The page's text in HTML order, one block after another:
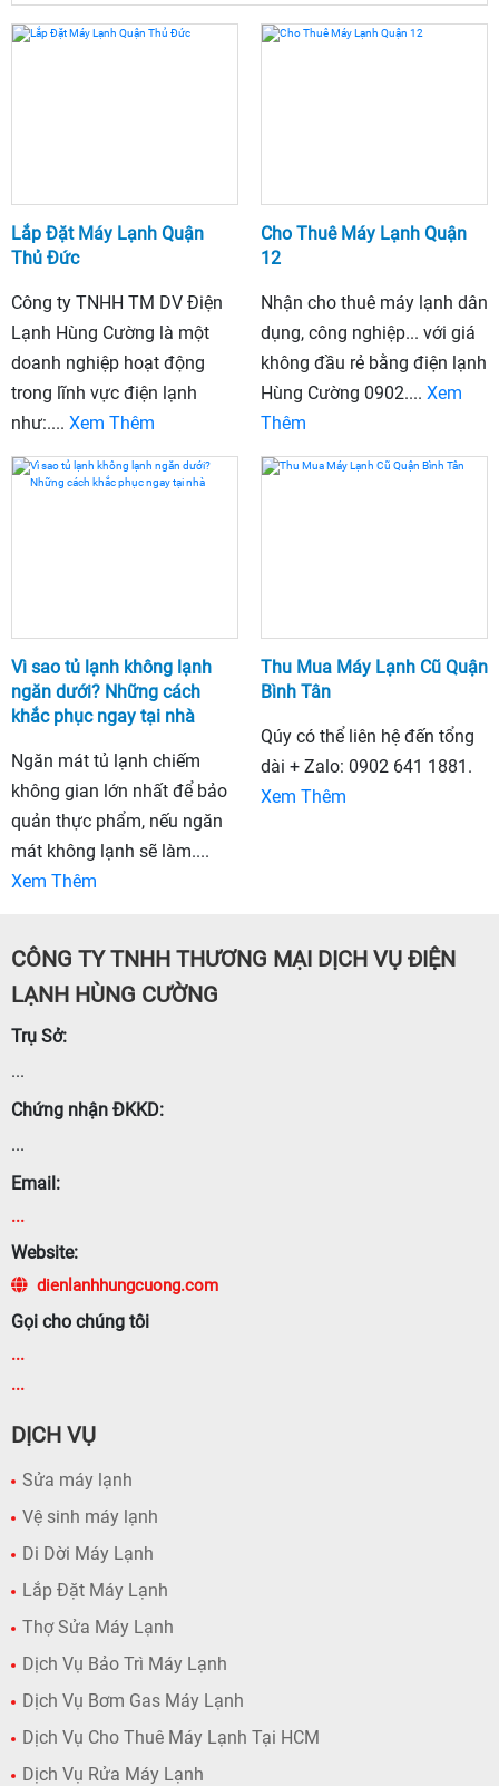
Lắp Đặt Máy Lạnh Quận
Thủ Đức
Công ty TNHH TM DV Điện
Lạnh Hùng Cường là một
doanh nghiệp hoạt động
trong lĩnh vực điện lạnh
như:.... Xem Thêm
Cho Thuê Máy Lạnh Quận
12
Nhận cho thuê máy lạnh dân
dụng, công nghiệp... với giá
không đầu rẻ bằng điện lạnh
Hùng Cường 0902.... Xem
Thêm
Vì sao tủ lạnh không lạnh
ngăn dưới? Những cách
khắc phục ngay tại nhà
Ngăn mát tủ lạnh chiếm
không gian lớn nhất để bảo
quản thực phẩm, nếu ngăn
mát không lạnh sẽ làm....
Xem Thêm
Thu Mua Máy Lạnh Cũ Quận
Bình Tân
Qúy có thể liên hệ đến tổng
dài + Zalo: 0902 641 1881.
Xem Thêm
CÔNG TY TNHH THƯƠNG MẠI DỊCH VỤ ĐIỆN
LẠNH HÙNG CƯỜNG
Trụ Sở:
...
Chứng nhận ĐKKD:
...
Email:
...
Website:
dienlanhhungcuong.com
Gọi cho chúng tôi
...
...
DỊCH VỤ
Sửa máy lạnh
Vệ sinh máy lạnh
Di Dời Máy Lạnh
Lắp Đặt Máy Lạnh
Thợ Sửa Máy Lạnh
Dịch Vụ Bảo Trì Máy Lạnh
Dịch Vụ Bơm Gas Máy Lạnh
Dịch Vụ Cho Thuê Máy Lạnh Tại HCM
Dịch Vụ Rửa Máy Lạnh